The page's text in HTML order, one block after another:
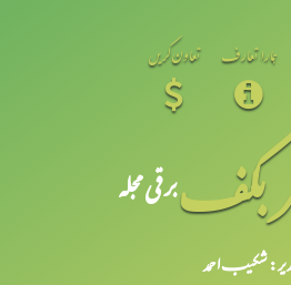
ہمارا تعارف تعاون کریں
بکفبرقی مجلہ
شکیبـ احمد